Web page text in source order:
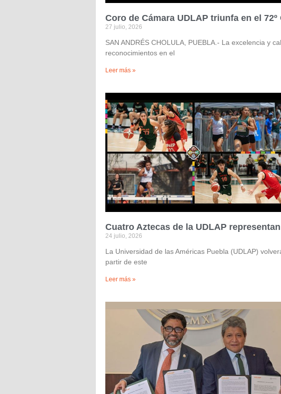
Coro de Cámara UDLAP triunfa en el
27 julio, 2026
SAN ANDRÉS CHOLULA, PUEBLA.- La excelencia y
reconocimientos en el
Leer más »
Cuatro Aztecas de la UDLAP
24 julio, 2026
La Universidad de las Américas Puebla (UDLAP)
partir de este
Leer más »